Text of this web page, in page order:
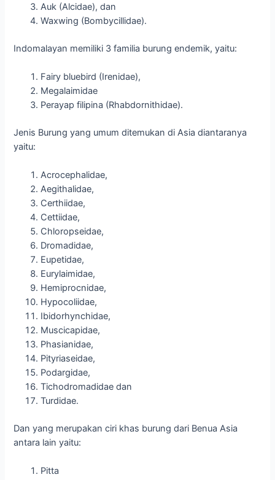
Auk (Alcidae), dan
Waxwing (Bombycillidae).
Indomalayan memiliki 3 familia burung endemik, yaitu:
Fairy bluebird (Irenidae),
Megalaimidae
Perayap filipina (Rhabdornithidae).
Jenis Burung yang umum ditemukan di Asia diantaranya
yaitu:
Acrocephalidae,
Aegithalidae,
Certhiidae,
Cettiidae,
Chloropseidae,
Dromadidae,
Eupetidae,
Eurylaimidae,
Hemiprocnidae,
Hypocoliidae,
Ibidorhynchidae,
Muscicapidae,
Phasianidae,
Pityriaseidae,
Podargidae,
Tichodromadidae dan
Turdidae.
Dan yang merupakan ciri khas burung dari Benua Asia
antara lain yaitu:
Pitta